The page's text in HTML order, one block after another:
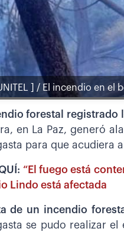
] / El incendio en el
forestal registrado
en La Paz, generó
para que acudiera
“El fuego está
Lindo está afectada
de un incendio
se pudo realizar el